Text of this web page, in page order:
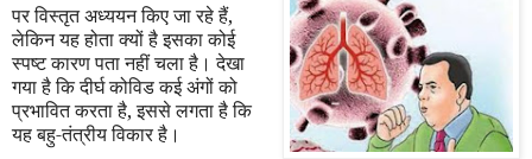
पर विस्तृत अध्ययन किए जा रहे हैं,
लेकिन यह होता क्यों है इसका कोई
स्पष्ट कारण पता नहीं चला है। देखा
गया है कि दीर्घ कोविड कई अंगों को
प्रभावित करता है,इससे लगता है कि
यह बहु-तंत्रीय विकार है।